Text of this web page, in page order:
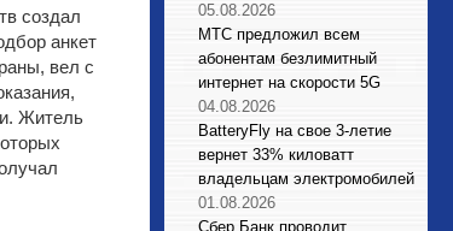
создал
анкет
вел с
Житель
05.08.2026
МТС предложил всем
абонентам безлимитный
интернет на скорости 5G
04.08.2026
BatteryFly на свое 3-летие
вернет 33% киловатт
владельцам электромобилей
01.08.2026
Сбер Банк проводит